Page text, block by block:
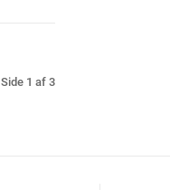
Side 1 af 3